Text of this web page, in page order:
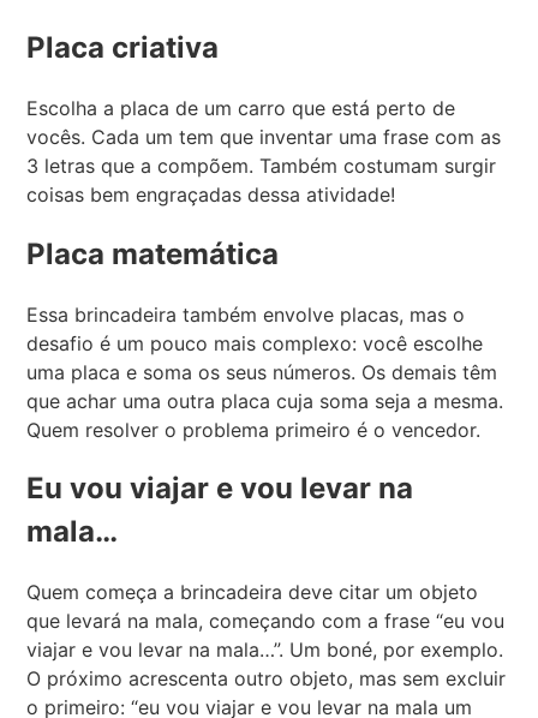
Placa criativa
Escolha a placa de um carro que está perto de
vocês. Cada um tem que inventar uma frase com as
3 letras que a compõem. Também costumam surgir
coisas bem engraçadas dessa atividade!
Placa matemática
Essa brincadeira também envolve placas, mas o
desafio é um pouco mais complexo: você escolhe
uma placa e soma os seus números. Os demais têm
que achar uma outra placa cuja soma seja a mesma.
Quem resolver o problema primeiro é o vencedor.
Eu vou viajar e vou levar na
mala…
Quem começa a brincadeira deve citar um objeto
que levará na mala, começando com a frase “eu vou
viajar e vou levar na mala…”. Um boné, por exemplo.
O próximo acrescenta outro objeto, mas sem excluir
o primeiro: “eu vou viajar e vou levar na mala um